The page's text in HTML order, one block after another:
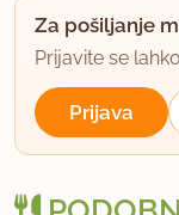
hvala za recept
mizarka
član od 2006
9.6.2008 ob 15:54
Za pošiljanje
Prijavite se
Prijava